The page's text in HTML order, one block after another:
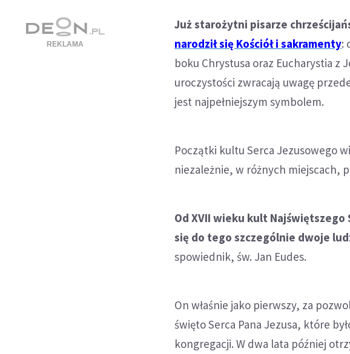
Już starożytni pisarze
narodził się Kościół i sakramenty:
boku Chrystusa oraz Eucharystia
uroczystości zwracają uwagę
jest najpełniejszym symbolem.
Początki kultu Serca Jezusowego
niezależnie, w różnych miejscach,
Od XVII wieku kult Najświętszego
się do tego szczególnie dwoje
spowiednik, św. Jan Eudes.
On właśnie jako pierwszy, za
święto Serca Pana Jezusa, które
kongregacji. W dwa lata później